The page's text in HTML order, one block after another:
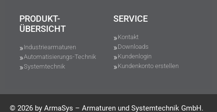
PRODUKT-
ÜBERSICHT
Industriearmaturen
Automatisierungs-Technik
Systemtechnik
SERVICE
Kontakt
Downloads
Kundenlogin
Kundenkonto erstellen
© 2026 by ArmaSys – Armaturen und Systemtechnik GmbH.